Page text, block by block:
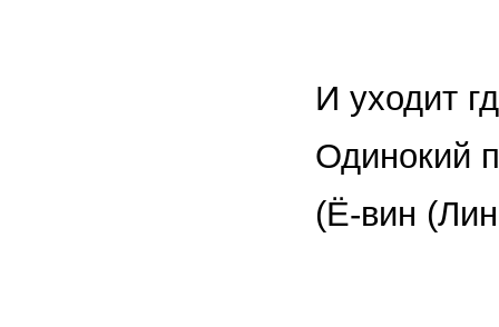
И уходит
Одинокий
(Ё-вин